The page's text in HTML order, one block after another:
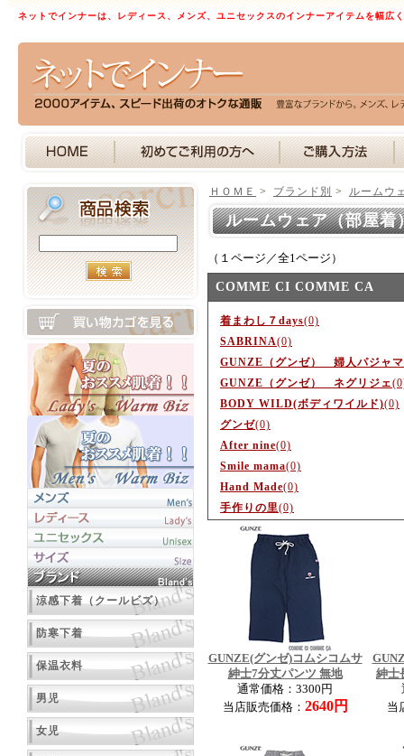
ネットでインナーは、レディース、メンズ、ユニセックスのインナーアイテムを幅広
涼感下着（クールビズ）
防寒下着
保温衣料
男児
女児
ＨＯＭＥ > ブランド別 > ルームウ
ルームウェア（部屋
（１ページ／全1ページ）
COMME CI COMME CA
着まわし７days(0)
SABRINA(0)
GUNZE（グンゼ） 婦人パジャマ
GUNZE（グンゼ） ネグリジェ
BODY WILD(ボディワイルド)(0)
グンゼ(0)
After nine(0)
Smile mama(0)
Hand Made(0)
手作りの里(0)
GUNZE(グンゼ)コムシコムサ
紳士7分丈パンツ 無地
通常価格：3300円
当店販売価格： 2640円
紳士
当